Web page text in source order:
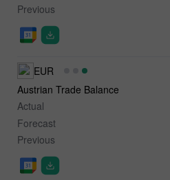
Previous
EUR
Austrian Trade Balance
Actual
Forecast
Previous